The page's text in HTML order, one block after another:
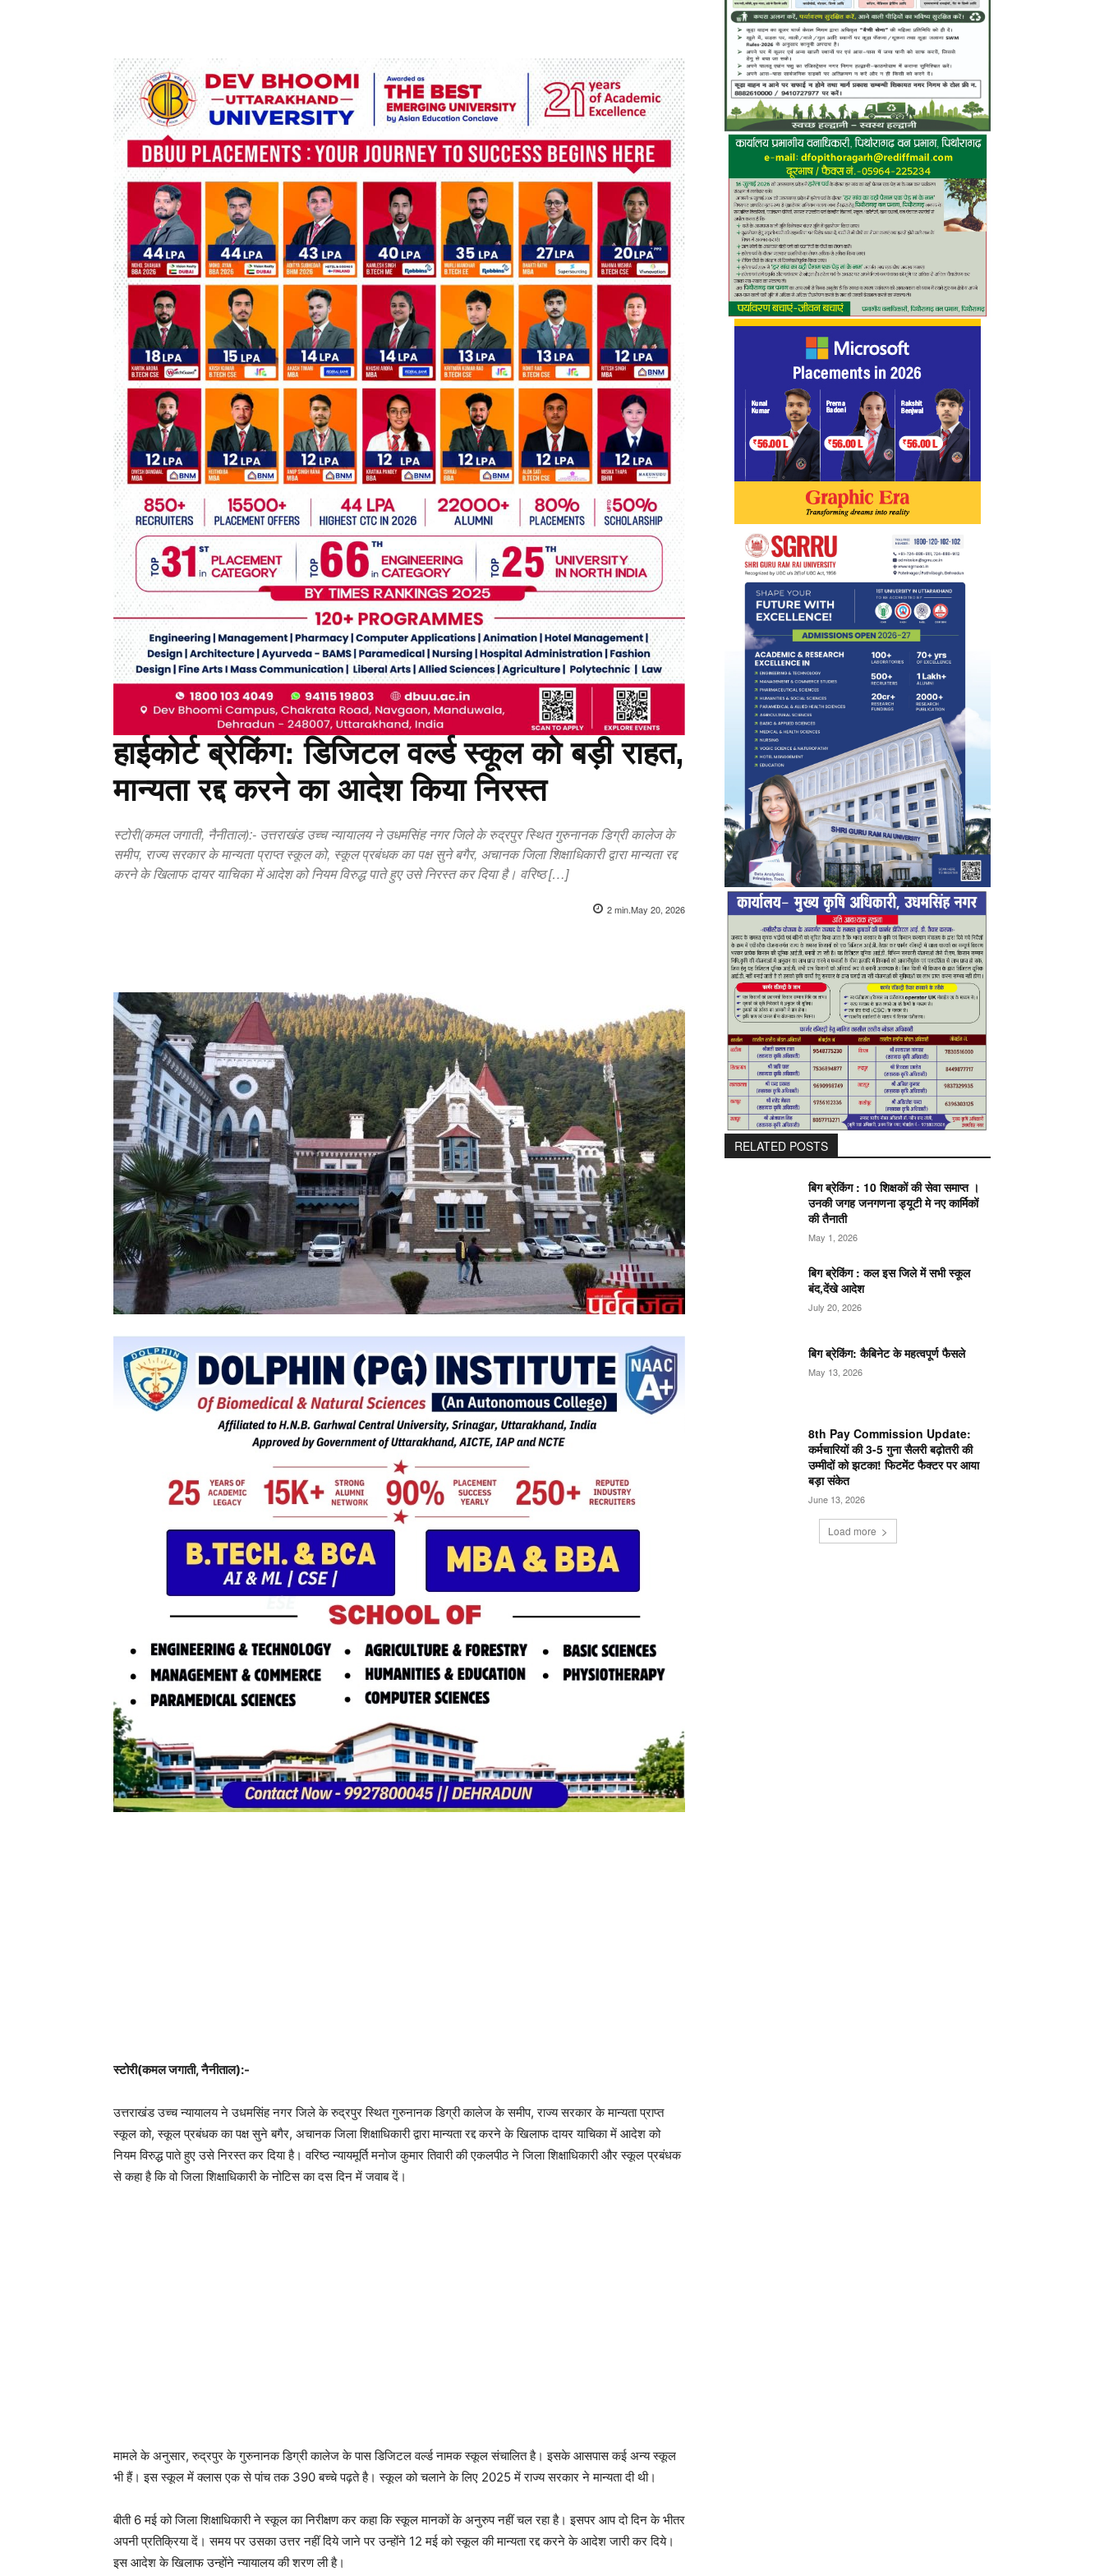
हाईकोर्ट ब्रेकिंग: डिजिटल वर्ल्ड स्कूल को बड़ी राहत,
मान्यता रद्द करने का आदेश किया निरस्त
स्टोरी(कमल जगाती, नैनीताल):- उत्तराखंड उच्च न्यायालय ने उधमसिंह नगर जिले के रुद्रपुर स्थित गुरुनानक डिग्री कालेज के
समीप, राज्य सरकार के मान्यता प्राप्त स्कूल को, स्कूल प्रबंधक का पक्ष सुने बगैर, अचानक जिला शिक्षाधिकारी द्वारा मान्यता रद्द
करने के खिलाफ दायर याचिका में आदेश को नियम विरुद्ध पाते हुए उसे निरस्त कर दिया है। वरिष्ठ […]
2min.May 20, 2026
स्टोरी(कमल जगाती, नैनीताल):-
उत्तराखंड उच्च न्यायालय ने उधमसिंह नगर जिले के रुद्रपुर स्थित गुरुनानक डिग्री कालेज के समीप, राज्य सरकार के मान्यता प्राप्त
स्कूल को, स्कूल प्रबंधक का पक्ष सुने बगैर, अचानक जिला शिक्षाधिकारी द्वारा मान्यता रद्द करने के खिलाफ दायर याचिका में आदेश को
नियम विरुद्ध पाते हुए उसे निरस्त कर दिया है। वरिष्ठ न्यायमूर्ति मनोज कुमार तिवारी की एकलपीठ ने जिला शिक्षाधिकारी और स्कूल प्रबंधक
से कहा है कि वो जिला शिक्षाधिकारी के नोटिस का दस दिन में जवाब दें।
मामले के अनुसार, रुद्रपुर के गुरुनानक डिग्री कालेज के पास डिजिटल वर्ल्ड नामक स्कूल संचालित है। इसके आसपास कई अन्य स्कूल
भी हैं। इस स्कूल में क्लास एक से पांच तक 390 बच्चे पढ़ते है। स्कूल को चलाने के लिए 2025 में राज्य सरकार ने मान्यता दी थी।
बीती 6 मई को जिला शिक्षाधिकारी ने स्कूल का निरीक्षण कर कहा कि स्कूल मानकों के अनुरुप नहीं चल रहा है। इसपर आप दो दिन के भीतर
अपनी प्रतिक्रिया दें। समय पर उसका उत्तर नहीं दिये जाने पर उन्होंने 12 मई को स्कूल की मान्यता रद्द करने के आदेश जारी कर दिये।
इस आदेश के खिलाफ उन्होंने न्यायालय की शरण ली है।
RELATED POSTS
बिग ब्रेकिंग : 10 शिक्षकों की सेवा समाप्त ।
उनकी जगह जनगणना ड्यूटी मे नए कार्मिकों
की तैनाती
May 1, 2026
बिग ब्रेकिंग : कल इस जिले में सभी स्कूल
बंद,देंखे आदेश
July 20, 2026
बिग ब्रेकिंग: कैबिनेट के महत्वपूर्ण फैसले
May 13, 2026
8th Pay Commission Update:
कर्मचारियों की 3-5 गुना सैलरी बढ़ोतरी की
उम्मीदों को झटका! फिटमेंट फैक्टर पर आया
बड़ा संकेत
June 13, 2026
Load more